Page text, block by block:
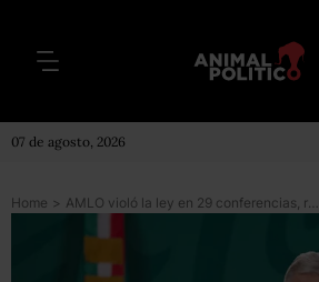
07 de agosto, 2026
Home > AMLO violó la ley en 29 conferencias, resuelve el INE; le ordena no difundir propaganda gubernamental